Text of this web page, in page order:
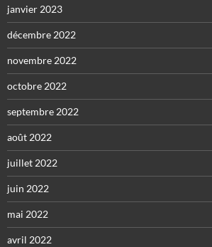
janvier 2023
décembre 2022
novembre 2022
octobre 2022
septembre 2022
août 2022
juillet 2022
juin 2022
mai 2022
avril 2022